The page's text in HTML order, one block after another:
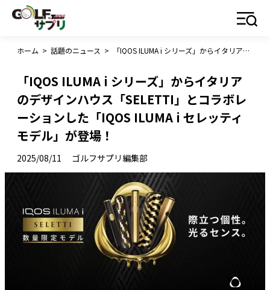
ホーム > 話題のニュース > 「IQOS ILUMA i シリーズ」からイタリアのデザインハウス「SELETTI」とコラボレーションした「IQOS ILUMA i セレッティ モデル」が登場！
「IQOS ILUMA i シリーズ」からイタリア
のデザインハウス「SELETTI」とコラボレ
ーションした「IQOS ILUMA i セレッティ
モデル」が登場！
2025/08/11 ゴルフサプリ編集部